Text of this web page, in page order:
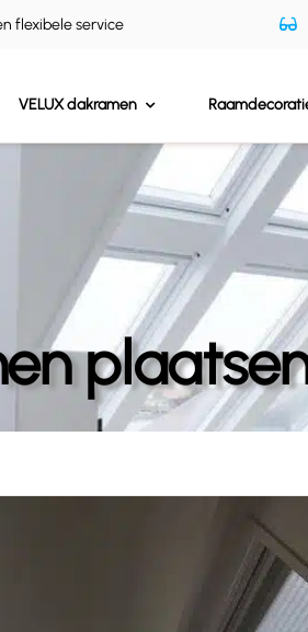
flexibele service
VELUX dakramen